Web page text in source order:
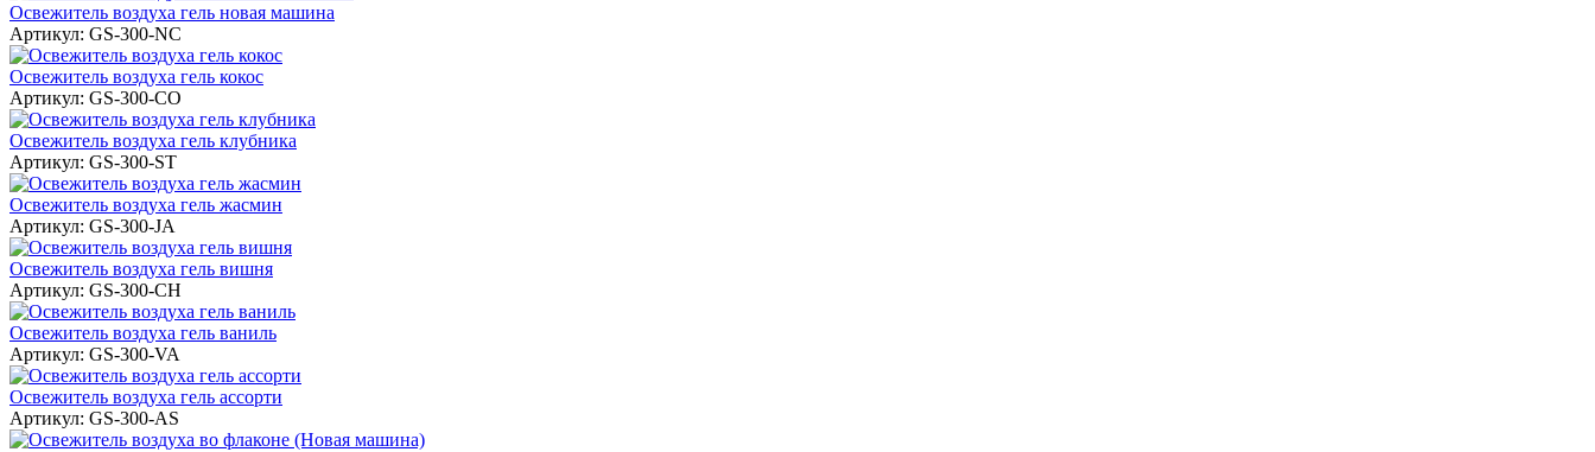
Освежитель воздуха гель новая машина
Артикул: GS-300-NC
Освежитель воздуха гель кокос
Артикул: GS-300-CO
Освежитель воздуха гель клубника
Артикул: GS-300-ST
Освежитель воздуха гель жасмин
Артикул: GS-300-JA
Освежитель воздуха гель вишня
Артикул: GS-300-CH
Освежитель воздуха гель ваниль
Артикул: GS-300-VA
Освежитель воздуха гель ассорти
Артикул: GS-300-AS